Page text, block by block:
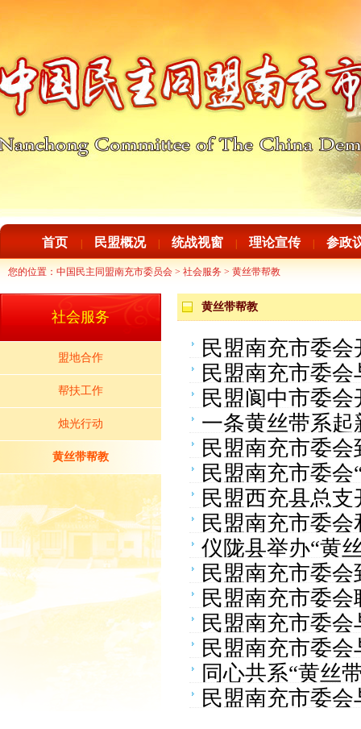
首页 民盟概况 统战视窗 理论宣传 参政
您的位置： 中国民主同盟南充市委员会 > 社会服务 > 黄丝带帮教
社会服务
盟地合作
帮扶工作
烛光行动
黄丝带帮教
黄丝带帮教
民盟南充市委会
民盟南充市委
活动
民盟阆中市委会
一条黄丝带系
民盟南充市委会
教活动
民盟南充市委
民盟西充县总支
民盟南充市委
力乡村振兴活动
仪陇县举办“黄
民盟南充市委
培训
民盟南充市委
民盟南充市委
丝带帮教活动
民盟南充市委
芽”黄丝带帮教
同心共系“黄丝
民盟南充市委会